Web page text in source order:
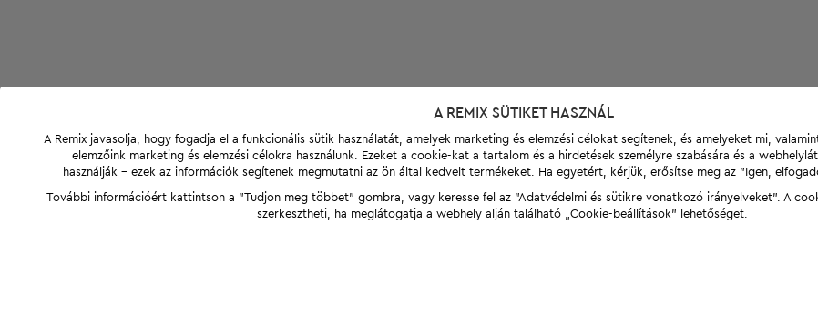
A REMIX SÜTIKET HASZNÁL
A Remix javasolja, hogy fogadja el a funkcionális sütik használatát, amelyek marketing és elemzési célokat segítenek, és amelyeket mi,
elemzőink marketing és elemzési célokra használunk. Ezeket a cookie-kat a tartalom és a hirdetések személyre szabására és a
használják - ezek az információk segítenek megmutatni az ön által kedvelt termékeket. Ha egyetért, kérjük, erősítse meg az "Igen,
További információért kattintson a "Tudjon meg többet" gombra, vagy keresse fel az "Adatvédelmi és sütikre vonatkozó irányelveket". A
szerkesztheti, ha meglátogatja a webhely alján található „Cookie-beállítások” lehetőséget.